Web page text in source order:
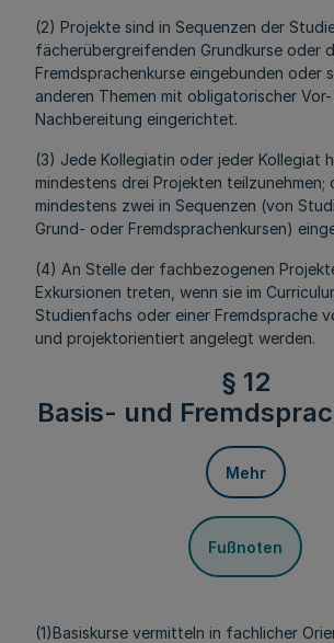
(2) Projekte sind in Sequenzen der
fächerübergreifenden Grundkurse oder
Fremdsprachenkurse eingebunden oder
anderen Themen mit obligatorischer
Nachbereitung eingerichtet.
(3) Jede Kollegiatin oder jeder Kollegiat
mindestens drei Projekten teilzunehmen;
mindestens zwei in Sequenzen (von
Grund- oder Fremdsprachenkursen)
(4) An Stelle der fachbezogenen
Exkursionen treten, wenn sie im
Studienfachs oder einer Fremdsprache
und projektorientiert angelegt werden.
§ 12
Basis- und
Mehr
Fußnoten
(1)Basiskurse vermitteln in fachlicher